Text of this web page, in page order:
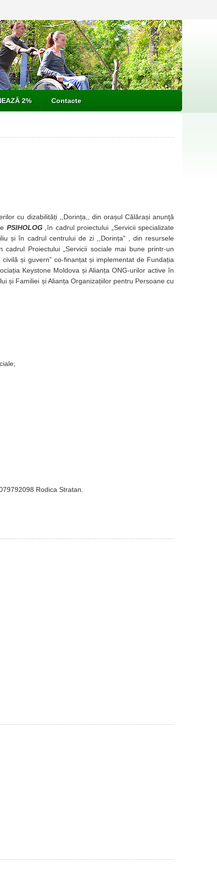
2% Contacte
cu dizabilități ,,Dorința,, din orașul Călărași anunţă
PSIHOLOG în cadrul proiectului „Servicii specializate
și în cadrul centrului de zi ,,Dorința” , din resursele
Proiectului „Servicii sociale mai bune printr-un
și guvern” co-finanțat și implementat de Fundația
Keystone Moldova și Alianța ONG-urilor active în
și Familiei și Alianța Organizațiilor pentru Persoane cu
Rodica Stratan.